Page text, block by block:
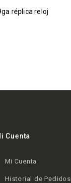
réplica reloj
Cuenta
Mi Cuenta
Historial de Pedidos